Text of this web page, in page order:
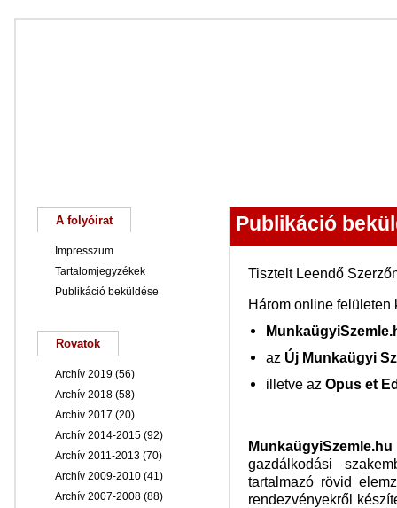
Publikáció
Tisztelt Leendő
Három online
az Új Munkaügyi
illetve az Opus et
MunkaügyiSzemle.hu
gazdálkodási
tartalmazó rövid
rendezvényekről
A folyóirat
Impresszum
Tartalomjegyzékek
Publikáció beküldése
Rovatok
Archív 2019 (56)
Archív 2018 (58)
Archív 2017 (20)
Archív 2014-2015 (92)
Archív 2011-2013 (70)
Archív 2009-2010 (41)
Archív 2007-2008 (88)